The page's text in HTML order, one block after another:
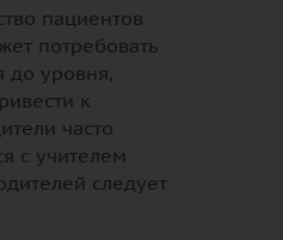
пациентов
потребовать
до уровня,
к
часто
с учителем
следует